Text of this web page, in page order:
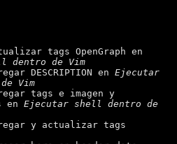
tags OpenGraph en
dentro de Vim
DESCRIPTION en Ejecutar
Vim
tags e imagen y
en Ejecutar shell dentro de
y actualizar tags